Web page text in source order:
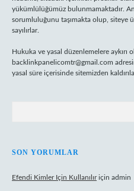
yükümlülüğümüz bulunmamaktadır.
sorumluluğunu taşımakta olup, siteye
sayılırlar.
Hukuka ve yasal düzenlemelere
backlinkpanelicomtr@gmail.com
yasal süre içerisinde sitemizden
SON YORUMLAR
Efendi Kimler Için Kullanılıriçin admin